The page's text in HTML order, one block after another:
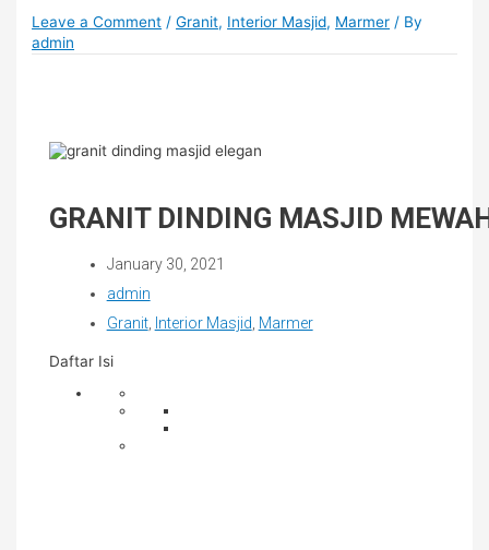
Leave a Comment /Granit, Interior Masjid, Marmer / By
admin
GRANIT DINDING MASJID
January 30, 2021
admin
Granit, Interior Masjid Marmer
Daftar Isi